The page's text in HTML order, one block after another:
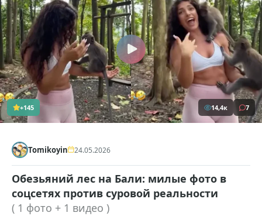
+145 14,4к 7
Tomikoyin 24.05.2026
Обезьяний лес на Бали: милые фото в
соцсетях против суровой реальности
( 1 фото + 1 видео )